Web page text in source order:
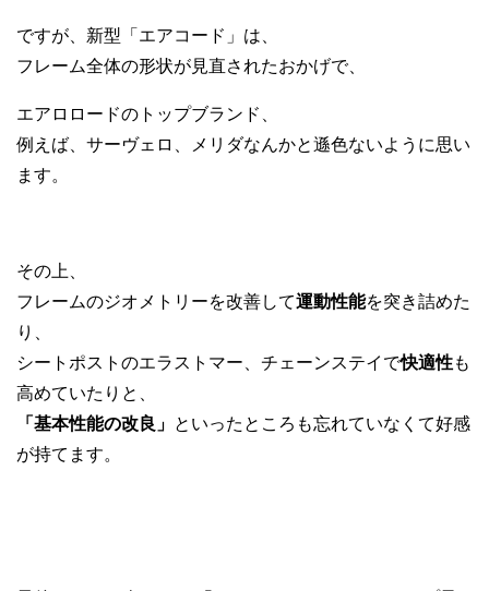
ですが、新型「エアコード」は、
フレーム全体の形状が見直されたおかげで、
エアロロードのトップブランド、
例えば、サーヴェロ、メリダなんかと遜色ないように思い
ます。
その上、
フレームのジオメトリーを改善して運動性能を突き詰めた
り、
シートポストのエラストマー、チェーンステイで快適性も
高めていたりと、
「基本性能の改良」 といったところも忘れていなくて好感
が持てます。